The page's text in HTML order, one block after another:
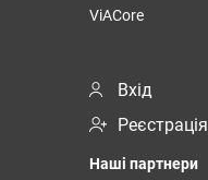
ViACore
Вхід
Реєстрація
Наші партнери